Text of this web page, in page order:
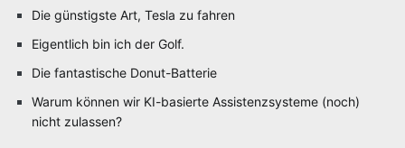
Die günstigste Art, Tesla zu fahren
Eigentlich bin ich der Golf.
Die fantastische Donut-Batterie
Warum können wir KI-basierte Assistenzsysteme (noch)
nicht zulassen?